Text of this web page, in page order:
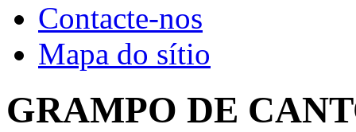
Contacte-nos
Mapa do sítio
GRAMPO DE